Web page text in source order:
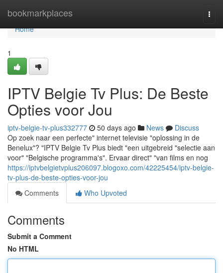
bookmarkplaces
Home
Home
1
IPTV Belgie Tv Plus: De Beste
Opties voor Jou
iptv-belgie-tv-plus332777 50 days ago News
Discuss
Op zoek naar een perfecte" internet televisie "oplossing in de
Benelux"? "IPTV Belgie Tv Plus biedt "een uitgebreid "selectie aan
voor" "Belgische programma's". Ervaar direct" "van films en nog
https://iptvbelgietvplus206097.blogoxo.com/42225454/iptv-belgie-
tv-plus-de-beste-opties-voor-jou
Comments
Who Upvoted
Comments
Submit a Comment
No HTML